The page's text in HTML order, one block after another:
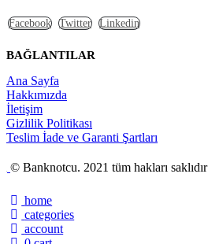
Facebook Twitter Linkedin
BAĞLANTILAR
Ana Sayfa
Hakkımızda
İletişim
Gizlilik Politikası
Teslim İade ve Garanti Şartları
© Banknotcu. 2021 tüm hakları saklıdır
home
categories
account